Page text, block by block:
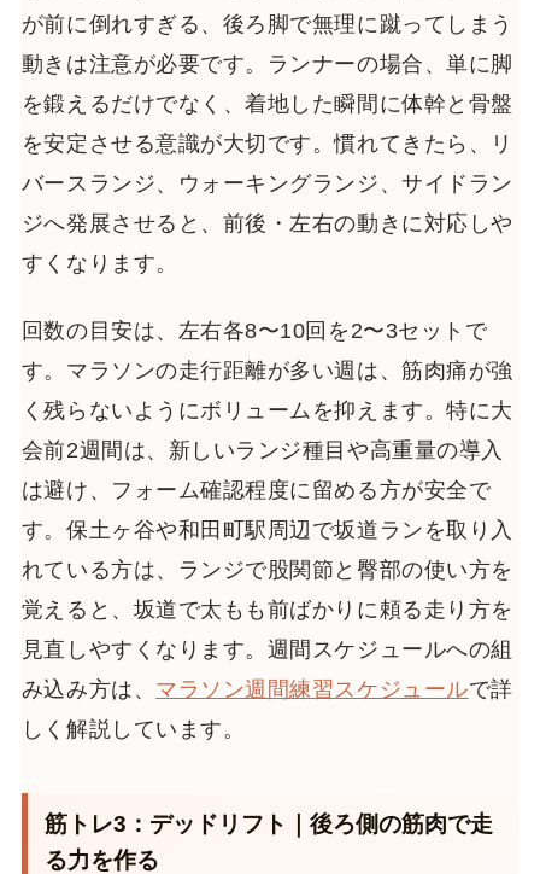
が前に倒れすぎる、後ろ脚で無理に蹴ってしまう
動きは注意が必要です。ランナーの場合、単に脚
を鍛えるだけでなく、着地した瞬間に体幹と骨盤
を安定させる意識が大切です。慣れてきたら、リ
バースランジ、ウォーキングランジ、サイドラン
ジへ発展させると、前後・左右の動きに対応しや
すくなります。
回数の目安は、左右各8〜10回を2〜3セットで
す。マラソンの走行距離が多い週は、筋肉痛が強
く残らないようにボリュームを抑えます。特に大
会前2週間は、新しいランジ種目や高重量の導入
は避け、フォーム確認程度に留める方が安全で
す。保土ヶ谷や和田町駅周辺で坂道ランを取り入
れている方は、ランジで股関節と臀部の使い方を
覚えると、坂道で太もも前ばかりに頼る走り方を
見直しやすくなります。週間スケジュールへの組
み込み方は、 マラソン週間練習スケジュールで詳
しく解説しています。
筋トレ3：デッドリフト｜後ろ側の筋肉で走
る力を作る